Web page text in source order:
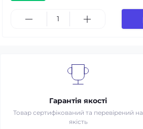
Гарантія якості
Товар сертифікований та перевірений на
якість